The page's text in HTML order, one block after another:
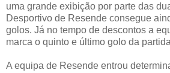
uma grande exibição por parte das
Desportivo de Resende consegue
golos. Já no tempo de descontos a
marca o quinto e último golo da
A equipa de Resende entrou